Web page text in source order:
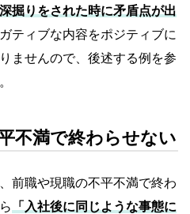
深掘りをされた時に矛盾点が出
ティブな内容をポジティブに
ませんので、後述する例を参
不満で終わらせない
前職や現職の不平不満で終わ
「入社後に同じような事態に